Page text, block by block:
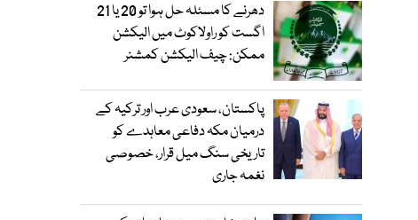
دھرنے کا مسئلہ حل ہوا تو 20 یا 21
اگست کو راولاکوٹ میں الیکشن
ممکن: چیف الیکشن کمشنر
پاکستان، سعودی عرب اور ترکیہ کے
درمیان مکہ دفاعی معاہدے کو
تاریخی سنگ میل قرار، خصوصی
نغمہ جاری